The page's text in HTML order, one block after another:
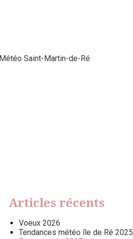
Météo Saint-Martin-de-Ré
Articles récents
Voeux 2026
Tendances météo île de Ré 2025